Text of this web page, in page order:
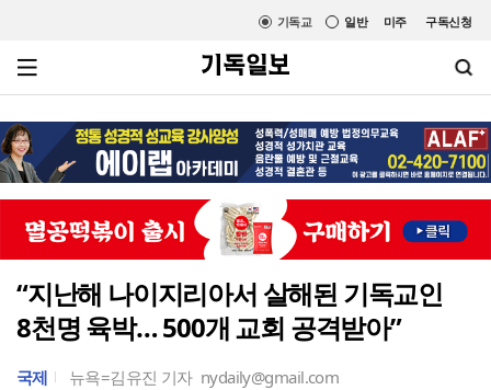
미주 구독신청
일반
기독교
“지난해 나이지리아서 살해된 기독교인
8천명 육박… 500개 교회 공격받아”
국제 뉴욕=김유진 기자 nydaily@gmail.com